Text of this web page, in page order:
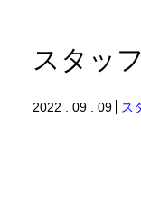
スタッ
2022 . 09 . 09 ス